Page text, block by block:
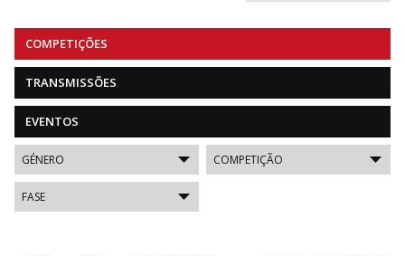
COMPETIÇÕES
TRANSMISSÕES
EVENTOS